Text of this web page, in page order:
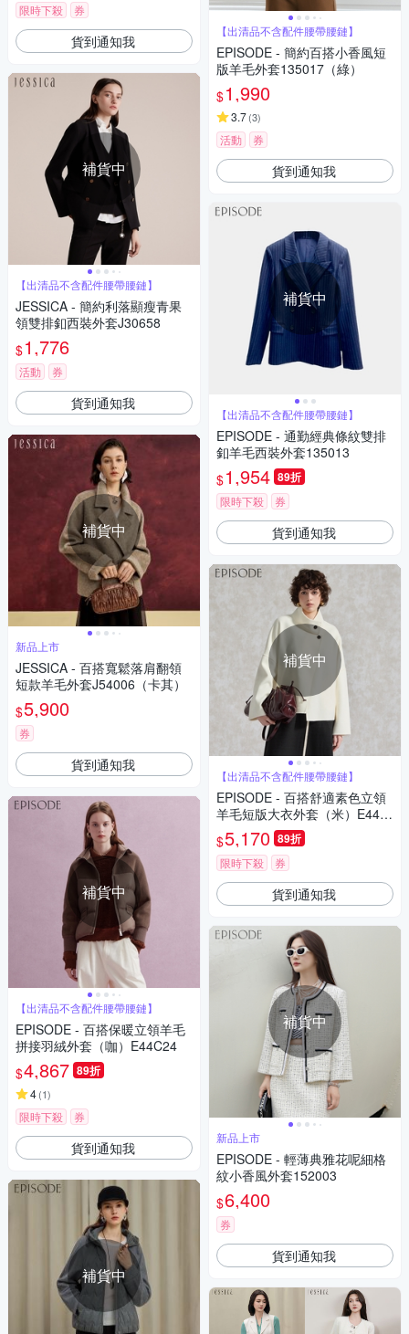
限時下殺 券
貨到通知我
補貨中
【出清品不含配件腰帶腰鏈】
JESSICA - 簡約利落顯瘦青果
領雙排釦西裝外套J30658
$1,776
活動 券
貨到通知我
補貨中
新品上市
JESSICA - 百搭寬鬆落肩翻領
短款羊毛外套J54006（卡其）
$5,900
券
貨到通知我
補貨中
【出清品不含配件腰帶腰鏈】
EPISODE - 百搭保暖立領羊毛
拼接羽絨外套（咖）E44C24
$4,867 89折
4(1)
限時下殺 券
貨到通知我
補貨中
【出清品不含配件腰帶腰鏈】
EPISODE - 簡約百搭小香風短
版羊毛外套135017（綠）
$1,990
3.7(3)
活動 券
貨到通知我
補貨中
【出清品不含配件腰帶腰鏈】
EPISODE - 通勤經典條紋雙排
釦羊毛西裝外套135013
$1,954 89折
限時下殺 券
貨到通知我
補貨中
【出清品不含配件腰帶腰鏈】
EPISODE - 百搭舒適素色立領
羊毛短版大衣外套（米）E44C
11
$5,170 89折
限時下殺 券
貨到通知我
補貨中
新品上市
EPISODE - 輕薄典雅花呢細格
紋小香風外套152003
$6,400
券
貨到通知我